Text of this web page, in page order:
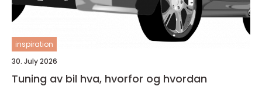
inspiration
30. July 2026
Tuning av bil hva, hvorfor og hvordan